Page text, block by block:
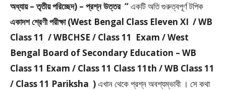
অধ্যায় – তৃতীয় পরিচ্ছেদ) – প্রশ্ন উত্তর “একটি অতি গুরুত্বপূর্ণ টপিক
একাদশ শ্রেণী পরীক্ষা (West Bengal Class Eleven XI / WB
Class 11 / WBCHSE / Class 11 Exam / West
Bengal Board of Secondary Education – WB
Class 11 Exam / Class 11 Class 11th / WB Class 11
/ Class 11 Pariksha )এখান থেকে প্রশ্ন অবশ্যম্ভাবী । সে কথা